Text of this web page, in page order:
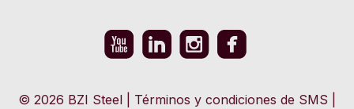
© 2026 BZI Steel Términos y condiciones de SMS